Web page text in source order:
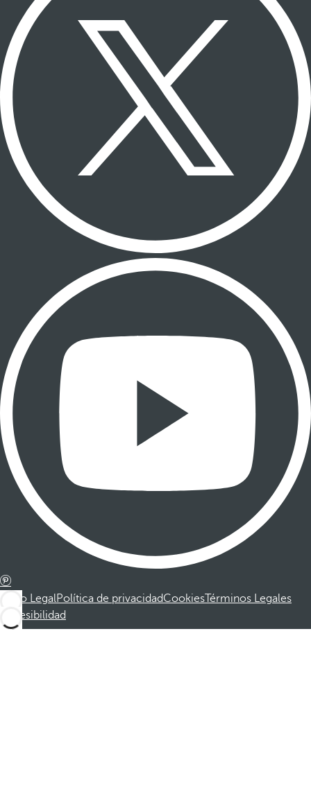
Aviso LegalPolítica de privacidadCookiesTérminos Legales
Accesibilidad